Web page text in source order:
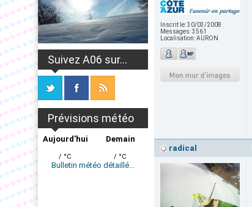
Suivez A06 sur...
Prévisions météo
Aujourd'hui
/ °C
Demain
/ °C
Bulletin météo détaillé...
Inscrit le:30/03/2008
Messages:3561
Localisation:AURON
radical